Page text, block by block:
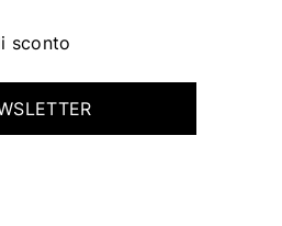
sconto